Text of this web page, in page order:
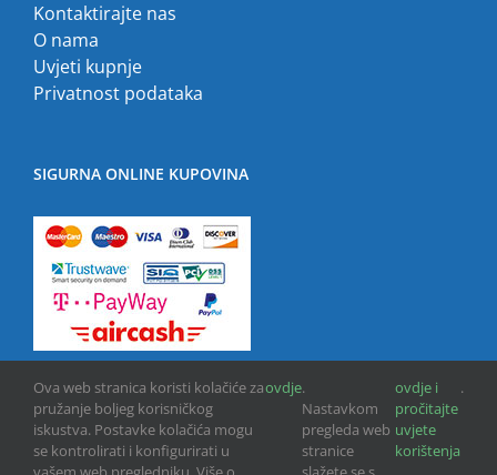
Kontaktirajte nas
O nama
Uvjeti kupnje
Privatnost podataka
SIGURNA ONLINE KUPOVINA
Ova web stranica koristi kolačiće za
pružanje boljeg korisničkog
iskustva. Postavke kolačića mogu
se kontrolirati i konfigurirati u
ovdje.
Nastavkom
pregleda web
stranice
ovdje i
pročitajte
uvjete
korištenja
.